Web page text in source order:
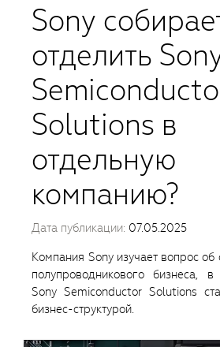
Sony
отделить
Solutions в
отдельную
компанию?
Дата публикации: 07.05.2025
Компания Sony изучает вопрос об
полупроводникового бизнеса, в
Sony Semiconductor Solutions
бизнес-структурой.